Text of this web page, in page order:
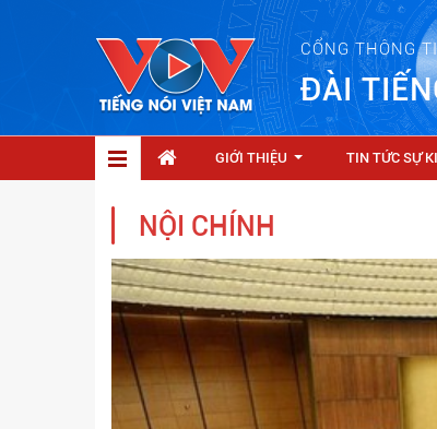
CỔNG THÔNG
ĐÀI
GIỚI THIỆU TIN TỨC SỰ
NỘI CHÍNH